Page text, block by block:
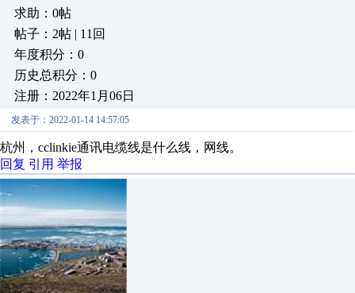
求助：0帖
帖子：2帖 | 11回
年度积分：0
历史总积分：0
注册：2022年1月06日
发表于：2022-01-14 14:57:05
杭州，cclinkie通讯电缆线是什么线，网线。
回复 引用 举报